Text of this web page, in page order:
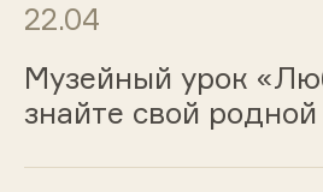
22.04
Музейный урок
знайте свой